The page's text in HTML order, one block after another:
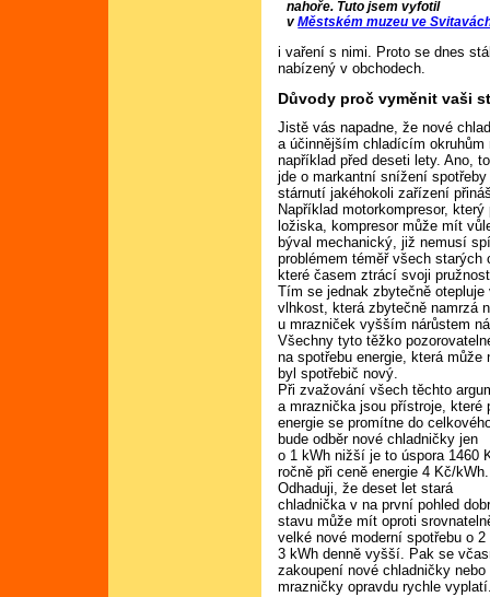
nahoře. Tuto jsem vyfotil
vMěstském muzeu ve
i vaření s nimi. Proto se dnes
nabízený v obchodech.
Důvody proč vyměnit vaši
Jistě vás napadne, že nové
a účinnějším chladícím
například před deseti lety. Ano,
jde o markantní snížení
stárnutí jakéhokoli zařízení
Například motorkompresor,
ložiska, kompresor může mít
býval mechanický, již nemusí
problémem téměř všech
které časem ztrácí svoji
Tím se jednak zbytečně
vlhkost, která zbytečně namrzá
u mrazniček vyšším nárůstem
Všechny tyto těžko
na spotřebu energie, která
byl spotřebič nový.
Při zvažování všech těchto
a mraznička jsou přístroje, které
energie se promítne do
bude odběr nové chladničky jen
o 1 kWh nižší je to úspora 1460
ročně při ceně energie 4 Kč/kWh.
Odhaduji, že deset let stará
chladnička v na první pohled
stavu může mít oproti
velké nové moderní spotřebu o 2
3 kWh denně vyšší. Pak se
zakoupení nové chladničky nebo
mrazničky opravdu rychle